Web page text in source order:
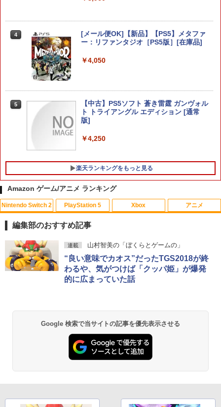
【ホリ公式】【任天堂ライセンス商品】
ホリパッド TURBO for Nintendo Switc
ラ
￥8,980
4
[メール便OK]【新品】【PS5】メタファ
ー：リファンタジオ［PS5版］[在庫品]
￥4,050
5
【中古】PS5ソフト 蒼き雷霆 ガンヴォル
ト トライアングル エディション [通常
版]
￥4,250
楽天ランキングをもっと見る
1 【中古】大乱闘スマッシュブラザーズX
￥350
配送事故補償オプション(宅配便)
【即納 新品】ゲーム＆ウオッチ ゼルダ
の伝説
1
【中古】アラジン ジャファーの逆襲 [レ
ンタル落ち] [Blu-ray] [ブルーレイ]
劇場版 あしたのジョー2【Blu-ray】 [ あ
【送料無料】劇場版「鬼滅の刃」無限城
編 第一章 猗窩座再来(通常版)【Blu-ra
Amazon ゲーム/アニメ ランキング
Nintendo Switch 2
1
スプラトゥーン レイダース|オンライン
コード版
￥5,832
￥6,445
￥55,871
PlayStation 5
1
PlayStation 5 デジタル・エディション
日本語専用 Console Language: Japan
ese only (CFI-2200B01)
￥55,000
プロダクトコード 封入
￥7,286
Xbox
1
【純正品】Xbox ワイヤレス コントロー
ラー + USB-C® ケーブル
￥8,300
￥7,681
3
アニメ
1
【Amazon.co.jp限定】劇場版モノノ怪
第三章 蛇神 (Amazon.co.jp限定オリジ
ナル三方背収納ケース付きコレクション)
(オリジナル特典:オリジナル巾着＋メー
カー特典:【坤と離】二振りの剣、十翼よ
￥10,780
劇場版「鬼滅の刃」無限城編 第一章 猗
窩座再来 通常版 [Blu-ray]
編集部のおすすめ記事
連載 山村智美の「ぼくらとゲームの」
“良い意味でカオス”だったTGS2018が終
わるや、気がつけば「クッパ姫」が爆発
的に広まっていた話
Google 検索で当サイトの記事を優先表示させる